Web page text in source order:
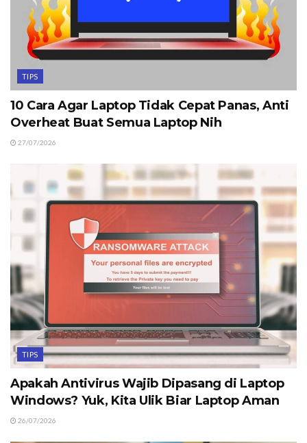
TIPS
10 Cara Agar Laptop Tidak Cepat Panas, Anti
Overheat Buat Semua Laptop Nih
27/07/2026
TIPS
Apakah Antivirus Wajib Dipasang di Laptop
Windows? Yuk, Kita Ulik Biar Laptop Aman
26/07/2026